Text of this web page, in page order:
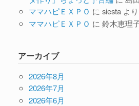
ママハピＥＸＰＯ に siestaより
ママハピＥＸＰＯ に 鈴木恵理
アーカイブ
2026年8月
2026年7月
2026年6月